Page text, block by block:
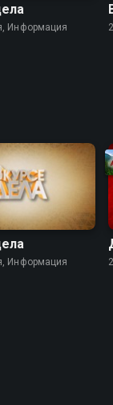
Информация
Информация